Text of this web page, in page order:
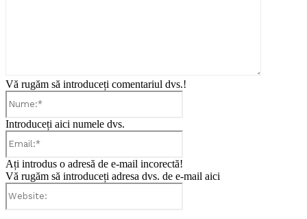
Vă rugăm să introduceți comentariul dvs.!
Introduceți aici numele dvs.
Ați introdus o adresă de e-mail incorectă!
Vă rugăm să introduceți adresa dvs. de e-mail aici